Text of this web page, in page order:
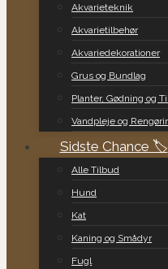
Akvarieteknik
Akvarietilbehør
Akvariedekorationer
Grus og Bundlag
Planter, Gødning og
Vandpleje og
Sidste Chance 🏷️
Alle Tilbud
Hund
Kat
Kaning og Smådyr
Fugl